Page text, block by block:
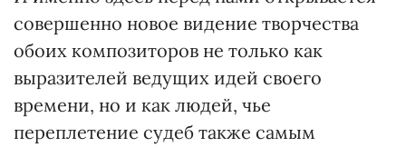
совершенно новое видение творчества
обоих композиторов не только как
выразителей ведущих идей своего
времени, но и как людей, чье
переплетение судеб также самым